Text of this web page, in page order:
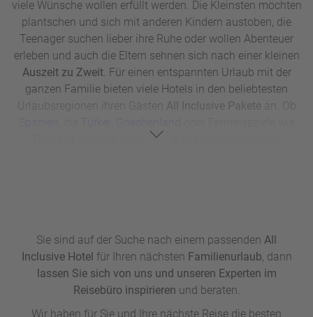
viele Wünsche wollen erfüllt werden. Die Kleinsten möchten
plantschen und sich mit anderen Kindern austoben, die
Teenager suchen lieber ihre Ruhe oder wollen Abenteuer
erleben und auch die Eltern sehnen sich nach einer kleinen
Auszeit zu Zweit. Für einen entspannten Urlaub mit der
ganzen Familie bieten viele Hotels in den beliebtesten
Urlaubsregionen ihren Gästen All Inclusive Pakete an. Ob
oder die Karibik, fast alle Urlaubsregionen
Pools für Kinder sowie Babysitter-Service,
Kinderrestaurants und Abendunterhaltung sorgen für einen
entspannten Urlaub
Sie sind auf der Suche nach einem passenden All
Inclusive Hotel für Ihren nächsten Familienurlaub, dann
lassen Sie sich von uns und unseren Experten im
Reisebüro inspirieren und beraten.
Wir haben für Sie und Ihre nächste Reise die besten